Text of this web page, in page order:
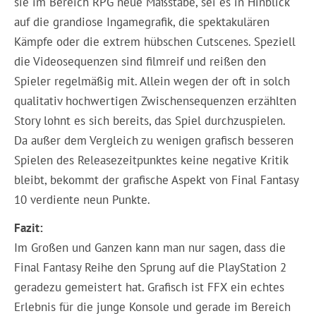
auf die grandiose Ingamegrafik, die spektakulären
Kämpfe oder die extrem hübschen Cutscenes. Speziell
die Videosequenzen sind filmreif und reißen den
Spieler regelmäßig mit. Allein wegen der oft in solch
qualitativ hochwertigen Zwischensequenzen erzählten
Story lohnt es sich bereits, das Spiel durchzuspielen.
Da außer dem Vergleich zu wenigen grafisch besseren
Spielen des Releasezeitpunktes keine negative Kritik
bleibt, bekommt der grafische Aspekt von Final Fantasy
10 verdiente neun Punkte.
Fazit:
Im Großen und Ganzen kann man nur sagen, dass die
Final Fantasy Reihe den Sprung auf die PlayStation 2
geradezu gemeistert hat. Grafisch ist FFX ein echtes
Erlebnis für die junge Konsole und gerade im Bereich